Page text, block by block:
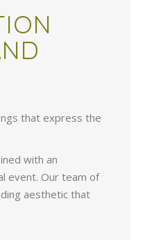
that express the
with an
event. Our team of
aesthetic that